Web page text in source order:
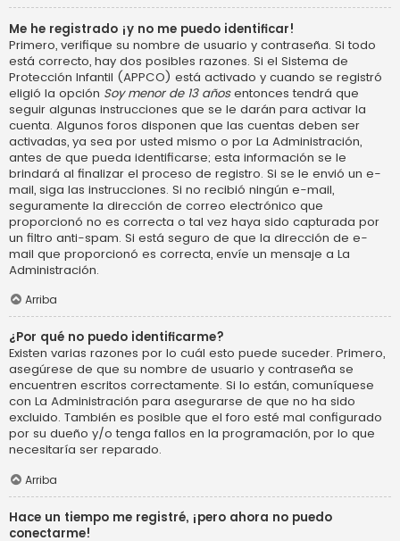
Me he registrado ¡y no me puedo identificar!
Primero, verifique su nombre de usuario y contraseña. Si todo
está correcto, hay dos posibles razones. Si el Sistema de
Protección Infantil (APPCO) está activado y cuando se registró
eligió la opción Soy menor de 13 añosentonces tendrá que
seguir algunas instrucciones que se le darán para activar la
cuenta. Algunos foros disponen que las cuentas deben ser
activadas, ya sea por usted mismo o por La Administración,
antes de que pueda identificarse; esta información se le
brindará al finalizar el proceso de registro. Si se le envió un e-
mail, siga las instrucciones. Si no recibió ningún e-mail,
seguramente la dirección de correo electrónico que
proporcionó no es correcta o tal vez haya sido capturada por
un filtro anti-spam. Si está seguro de que la dirección de e-
mail que proporcionó es correcta, envíe un mensaje a La
Administración.
Arriba
¿Por qué no puedo identificarme?
Existen varias razones por lo cuál esto puede suceder. Primero,
asegúrese de que su nombre de usuario y contraseña se
encuentren escritos correctamente. Si lo están, comuníquese
con La Administración para asegurarse de que no ha sido
excluido. También es posible que el foro esté mal configurado
por su dueño y/o tenga fallos en la programación, por lo que
necesitaría ser reparado.
Arriba
Hace un tiempo me registré, ¡pero ahora no puedo
conectarme!